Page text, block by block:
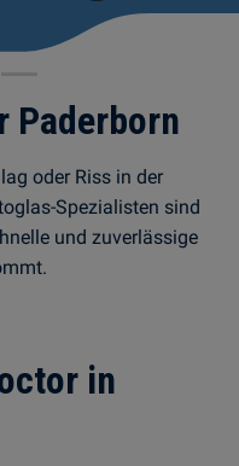
Paderborn
oder Riss in der
Spezialisten sind
und zuverlässige
in